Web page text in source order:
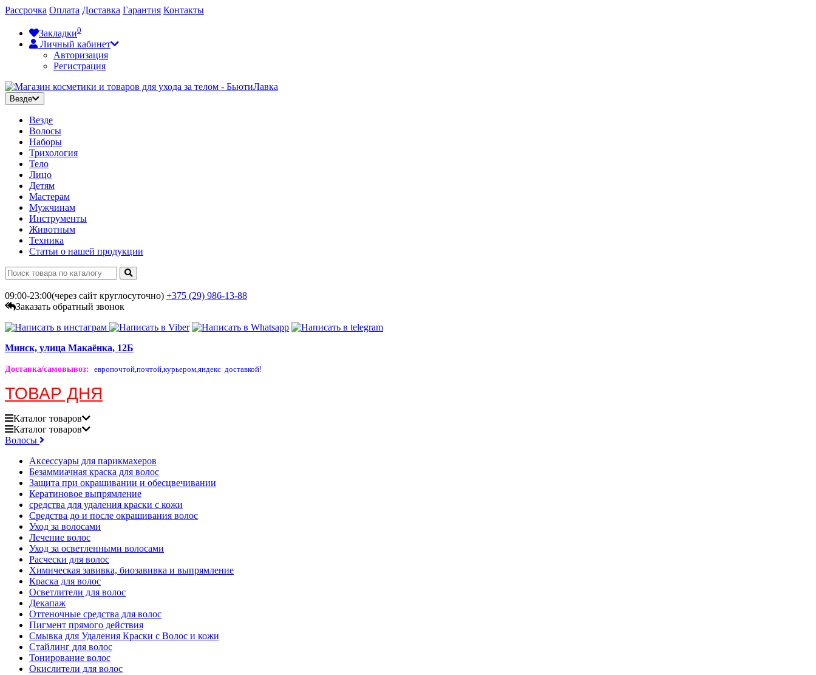
Рассрочка Оплата Доставка Гарантия Контакты
Закладки0
Личный кабинет
Авторизация
Регистрация
Везде
Везде
Волосы
Наборы
Трихология
Тело
Лицо
Детям
Мастерам
Мужчинам
Инструменты
Животным
Техника
Статьи о нашей продукции
09:00-23:00(через сайт круглосуточно) +375 (29) 986-13-88
Заказать обратный звонок
Минск, улица Макаёнка, 12Б
Доставка/самовывоз: европочтой,почтой,курьером,яндекс доставкой!
ТОВАР ДНЯ
Каталог товаров
Каталог товаров
Волосы
Аксессуары для парикмахеров
Безаммиачная краска для волос
Защита при окрашивании и обесцвечивании
Кератиновое выпрямление
средства для удаления краски с кожи
Средства до и после окрашивания волос
Уход за волосами
Лечение волос
Уход за осветленными волосами
Расчески для волос
Химическая завивка, биозавивка и выпрямление
Краска для волос
Осветлители для волос
Декапаж
Оттеночные средства для волос
Пигмент прямого действия
Смывка для Удаления Краски с Волос и кожи
Стайлинг для волос
Тонирование волос
Окислители для волос